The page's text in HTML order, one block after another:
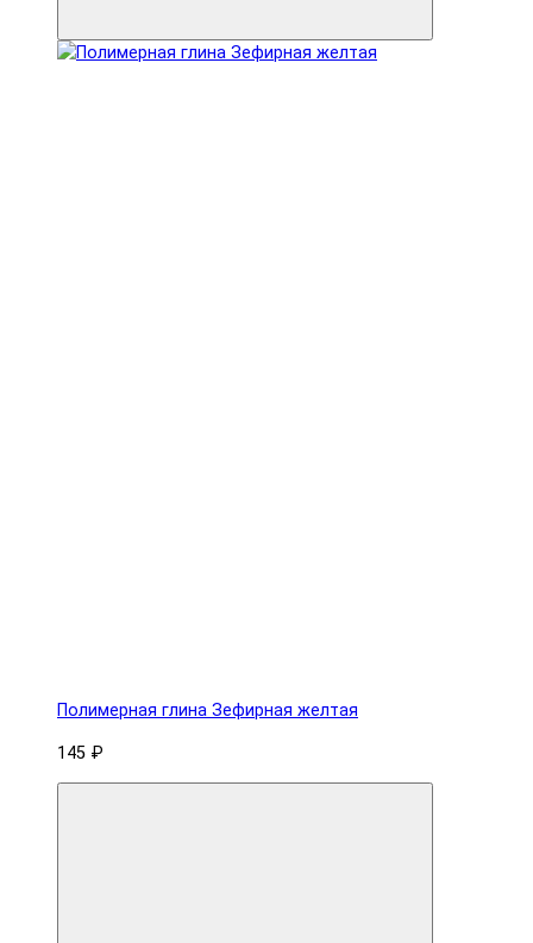
Полимерная глина Зефирная желтая
145 ₽